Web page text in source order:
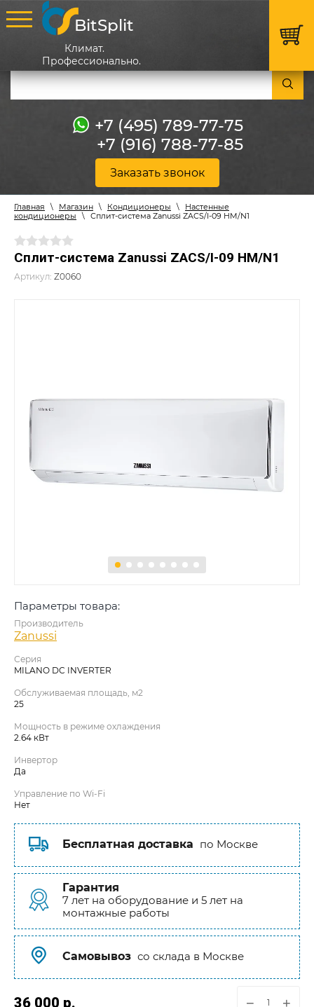
BitSplit
Климат.
Профессионально.
+7 (495) 789-77-75
+7 (916) 788-77-85
Заказать звонок
Главная \ Магазин \ Кондиционеры \
Настенные
кондиционеры
\ Сплит-система Zanussi ZACS/I-09 HM/N1
Сплит-система Zanussi ZACS/I-09 HM/N1
Артикул: Z0060
Параметры товара:
Производитель
Zanussi
Серия
MILANO DC INVERTER
Обслуживаемая площадь, м2
25
Мощность в режиме охлаждения
2.64 кВт
Инвертор
Да
Управление по Wi-Fi
Нет
Бесплатная доставка по Москве
Гарантия
7 лет на оборудование и 5 лет на
монтажные работы
Самовывоз со склада в Москве
36 000 р. − +